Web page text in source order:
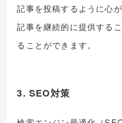
記事を投稿するように心
記事を継続的に提供する
ることができます。
3. SEO対策